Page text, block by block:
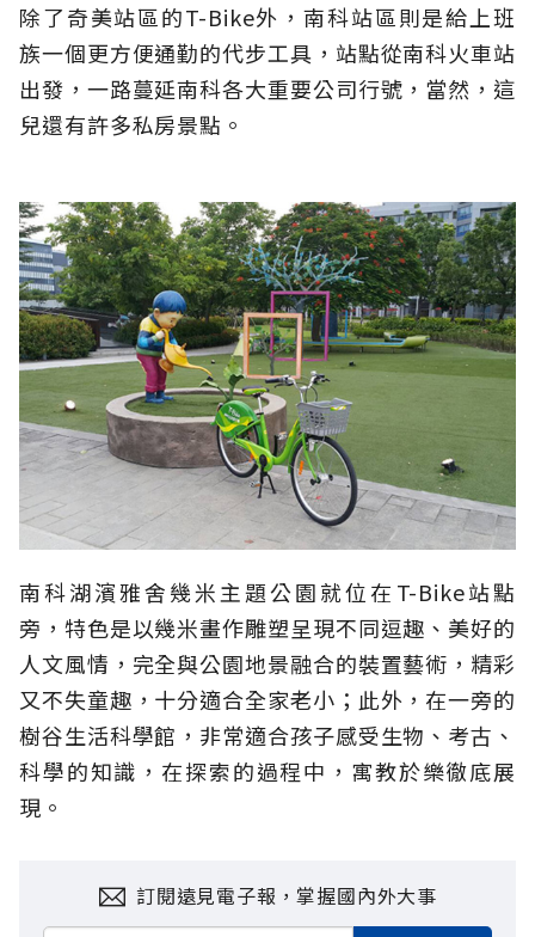
除了奇美站區的T-Bike外，南科站區則是給上班
族一個更方便通勤的代步工具，站點從南科火車站
出發，一路蔓延南科各大重要公司行號，當然，這
兒還有許多私房景點。
南科湖濱雅舍幾米主題公園就位在T-Bike站點
旁，特色是以幾米畫作雕塑呈現不同逗趣、美好的
人文風情，完全與公園地景融合的裝置藝術，精彩
又不失童趣，十分適合全家老小；此外，在一旁的
樹谷生活科學館，非常適合孩子感受生物、考古、
科學的知識，在探索的過程中，寓教於樂徹底展
現。
訂閱遠見電子報，掌握國內外大事